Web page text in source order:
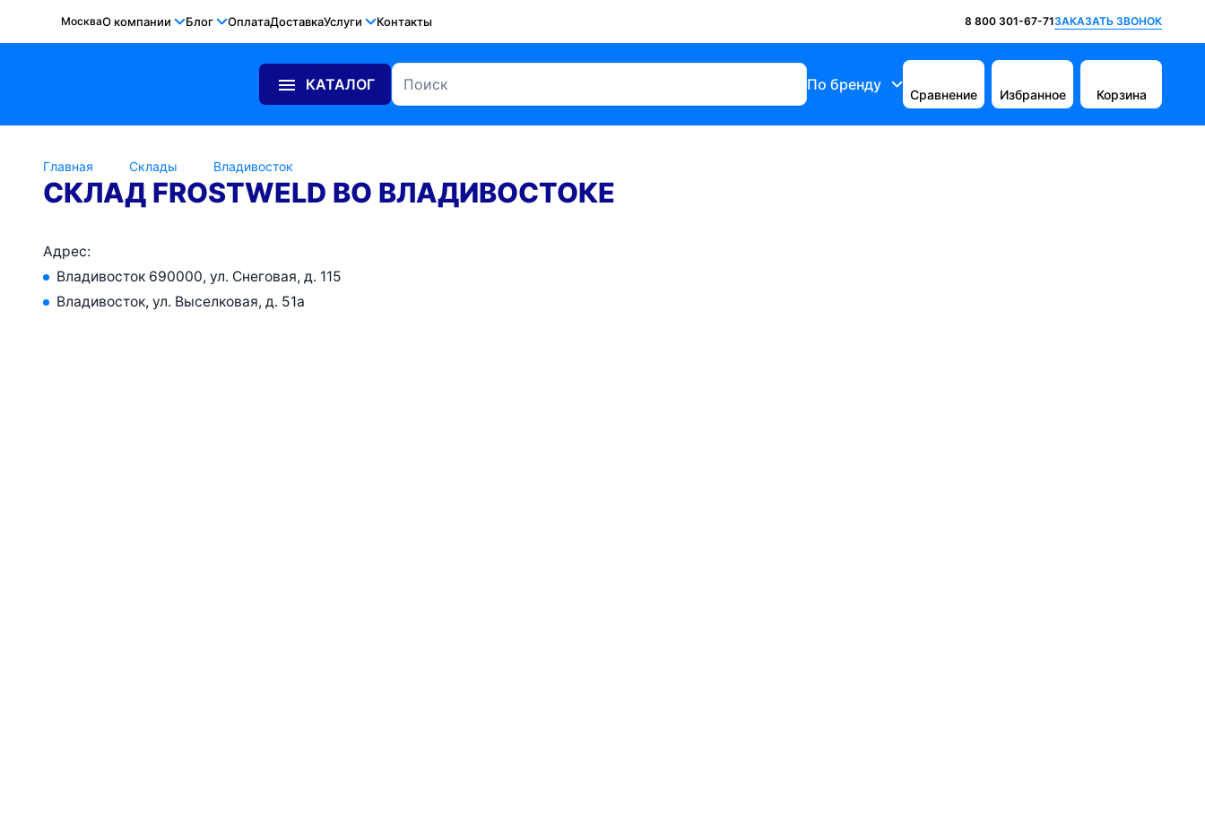
МоскваО компании Блог ОплатаДоставкаУслуги Контакты 8 800 301-67-71ЗАКАЗАТЬ ЗВОНОК
КАТАЛОГ По бренду
Сравнение Избранное Корзина
Главная Склады Владивосток
СКЛАД FROSTWELD ВО ВЛАДИВОСТОКЕ
Адрес:
Владивосток 690000, ул. Снеговая, д. 115
Владивосток, ул. Выселковая, д. 51а